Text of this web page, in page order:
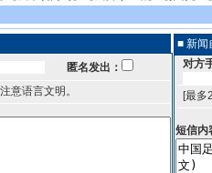
匿名发出：
意语言文明。
■ 新闻
对方
[最多
短信内